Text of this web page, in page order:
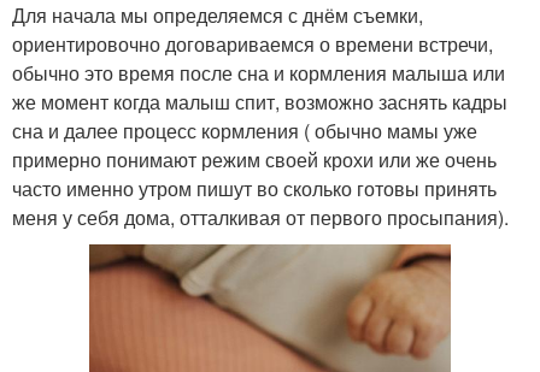
Для начала мы определяемся с днём съемки,
ориентировочно договариваемся о времени встречи,
обычно это время после сна и кормления малыша или
же момент когда малыш спит, возможно заснять кадры
сна и далее процесс кормления ( обычно мамы уже
примерно понимают режим своей крохи или же очень
часто именно утром пишут во сколько готовы принять
меня у себя дома, отталкивая от первого просыпания).